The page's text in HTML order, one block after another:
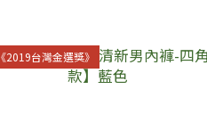
《2019台灣金選獎》